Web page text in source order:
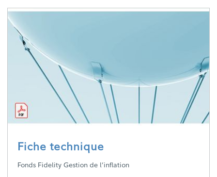
Fiche technique
Fonds Fidelity Gestion de l’inflation